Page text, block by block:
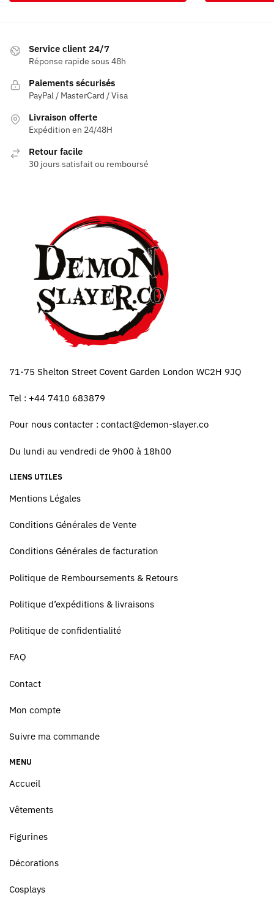
Service client 24/7
Réponse rapide sous 48h
Paiements sécurisés
PayPal / MasterCard / Visa
Livraison offerte
Expédition en 24/48H
Retour facile
30 jours satisfait ou remboursé
71-75 Shelton Street Covent Garden London WC2H 9JQ
Tel : +44 7410 683879
Pour nous contacter : contact@demon-slayer.co
Du lundi au vendredi de 9h00 à 18h00
LIENS UTILES
Mentions Légales
Conditions Générales de Vente
Conditions Générales de facturation
Politique de Remboursements & Retours
Politique d’expéditions & livraisons
Politique de confidentialité
FAQ
Contact
Mon compte
Suivre ma commande
MENU
Accueil
Vêtements
Figurines
Décorations
Cosplays